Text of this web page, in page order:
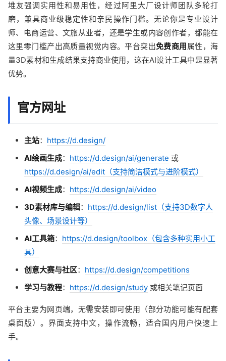
堆友强调实用性和易用性，经过阿里大厂设计师团队多轮打
磨，兼具商业级稳定性和亲民操作门槛。无论你是专业设计
师、电商运营、文旅从业者，还是学生或内容创作者，都能在
这里零门槛产出高质量视觉内容。平台突出免费商用 属性，海
量3D素材和生成结果支持商业使用，这在AI设计工具中是显著
优势。
官方网址
主站： https://d.design/
AI绘画生成： https://d.design/ai/generate 或
https://d.design/ai/edit（支持简洁模式与进阶模式）
AI视频生成： https://d.design/ai/video
3D素材库与编辑： https://d.design/list（支持3D数字人
头像、场景设计等）
AI工具箱： https://d.design/toolbox（包含多种实用小工
具）
创意大赛与社区： https://d.design/competitions
学习与教程： https://d.design/study 或相关笔记页面
平台主要为网页端，无需安装即可使用（部分功能可能有配套
桌面版）。界面支持中文，操作流畅，适合国内用户快速上
手。